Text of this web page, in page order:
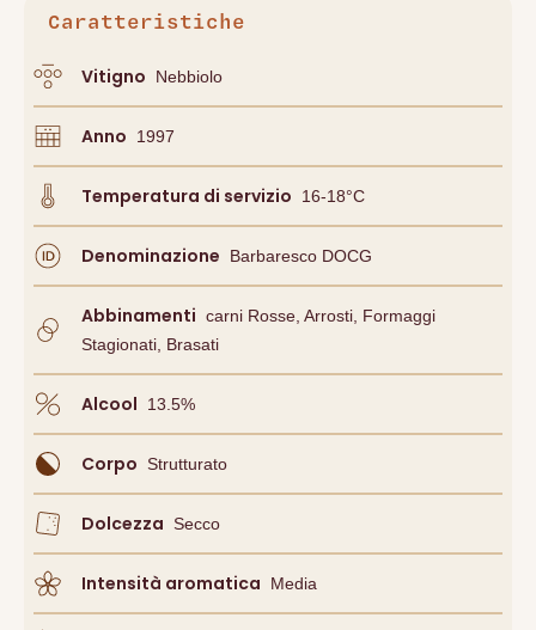
Caratteristiche
Vitigno Nebbiolo
Anno 1997
Temperatura di servizio 16-18°C
Denominazione Barbaresco DOCG
Abbinamenti Carni Rosse, Arrosti, Formaggi
Stagionati, Brasati
Alcool 13.5%
Corpo Strutturato
Dolcezza Secco
Intensità aromatica Media